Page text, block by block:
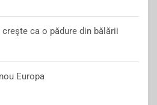
ca o pădure din bălării
Europa